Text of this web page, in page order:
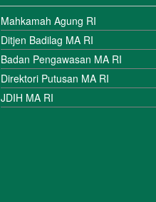
Mahkamah Agung RI
Ditjen Badilag MA RI
Badan Pengawasan MA RI
Direktori Putusan MA RI
JDIH MA RI